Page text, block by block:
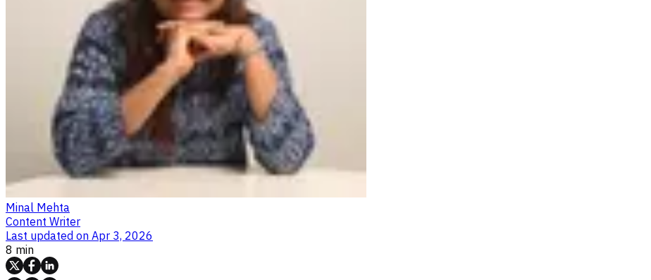
Minal Mehta
Content Writer
Last updated on Apr 3, 2026
8 min